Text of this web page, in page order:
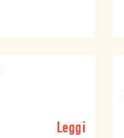
Leggi